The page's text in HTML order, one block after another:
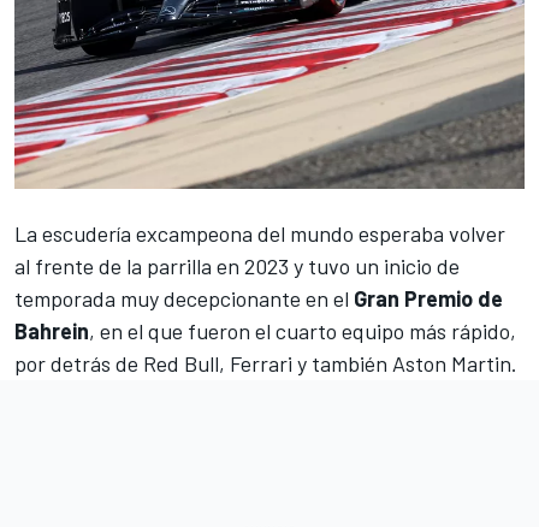
La escudería excampeona del mundo esperaba volver
al frente de la parrilla en 2023 y tuvo un inicio de
temporada muy decepcionante en el Gran Premio de
Bahrein, en el que fueron el cuarto equipo más rápido,
por detrás de Red Bull, Ferrari y también Aston Martin.